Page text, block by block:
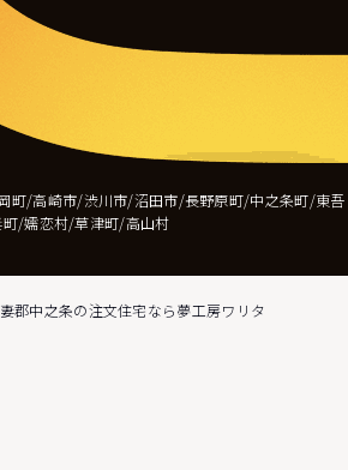
町/高崎市/渋川市/沼田市/長野原町/中之条町/東吾
町/嬬恋村/草津町/高山村
郡中之条の注文住宅なら夢工房ワリタ